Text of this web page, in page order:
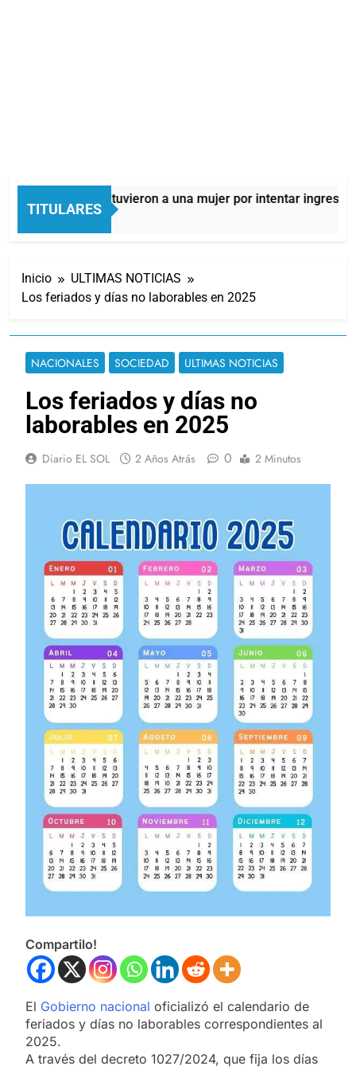
TITULARES
Quilmes: detuvieron a una mujer por intentar ingresar
11 Horas Atrás
Inicio
ULTIMAS NOTICIAS
Los feriados y días no laborables en 2025
NACIONALES SOCIEDAD ULTIMAS NOTICIAS
Los feriados y días no
laborables en 2025
Diario EL SOL 2 Años Atrás 0 2 Minutos
Compartilo!
El Gobierno nacional oficializó el calendario de
feriados y días no laborables correspondientes al
2025.
A través del decreto 1027/2024, que fija los días